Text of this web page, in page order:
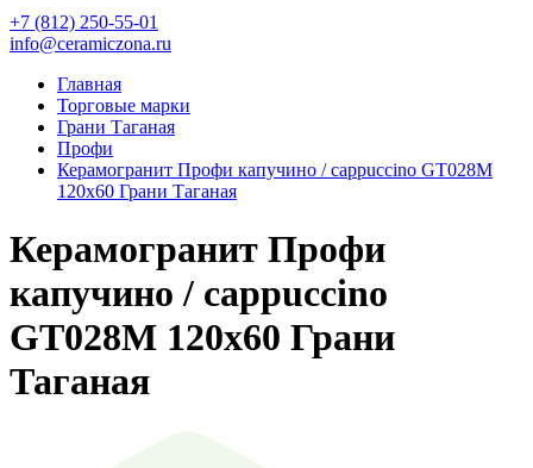
+7 (812) 250-55-01
info@ceramiczona.ru
Главная
Торговые марки
Грани Таганая
Профи
Керамогранит Профи капучино / cappuccino GT028M
120х60 Грани Таганая
Керамогранит Профи
капучино / cappuccino
GT028M 120х60 Грани
Таганая